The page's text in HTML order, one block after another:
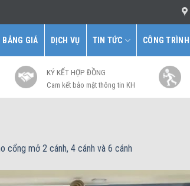
BẢNG GIÁ DỊCH VỤ TIN TỨC CÔNG TRÌNH
KÝ KẾT HỢP ĐỒNG
Cam kết bảo mật thông tin KH
cổng mở 2 cánh, 4 cánh và 6 cánh